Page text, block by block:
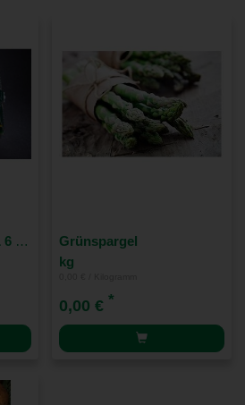
Höri Freilandeier Gr L 6 er Pack
Grünspargel
kg
0,00 € *